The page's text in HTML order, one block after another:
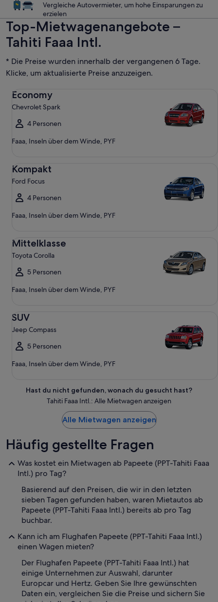
Vergleiche Autovermieter, um hohe Einsparungen zu
erzielen
Top-Mietwagenangebote –
Tahiti Faaa Intl.
* Die Preise wurden innerhalb der vergangenen 6 Tage.
Klicke, um aktualisierte Preise anzuzeigen.
Economy
Chevrolet Spark
4 Personen
Faaa, Inseln über dem Winde, PYF
Kompakt
Ford Focus
4 Personen
Faaa, Inseln über dem Winde, PYF
Mittelklasse
Toyota Corolla
5 Personen
Faaa, Inseln über dem Winde, PYF
SUV
Jeep Compass
5 Personen
Faaa, Inseln über dem Winde, PYF
Hast du nicht gefunden, wonach du gesucht hast?
Tahiti Faaa Intl.: Alle Mietwagen anzeigen
Alle Mietwagen anzeigen
Häufig gestellte Fragen
Was kostet ein Mietwagen ab Papeete (PPT-Tahiti Faaa
Intl.) pro Tag?
Basierend auf den Preisen, die wir in den letzten
sieben Tagen gefunden haben, waren Mietautos ab
Papeete (PPT-Tahiti Faaa Intl.) bereits ab pro Tag
buchbar.
Kann ich am Flughafen Papeete (PPT-Tahiti Faaa Intl.)
einen Wagen mieten?
Der Flughafen Papeete (PPT-Tahiti Faaa Intl.) hat
einige Unternehmen zur Auswahl, darunter
Europcar und Hertz. Geben Sie Ihre gewünschten
Daten ein, vergleichen Sie die Preise und sichern Sie